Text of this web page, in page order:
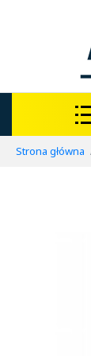
Strona główna